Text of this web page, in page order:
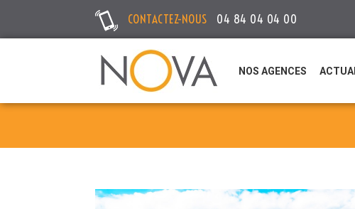
CONTACTEZ-NOUS 04 84 04 04 00
NOS AGENCES